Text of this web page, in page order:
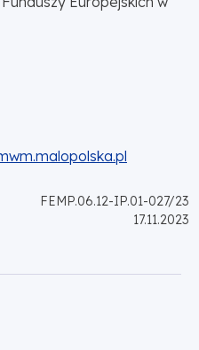
FEMP.06.12-IP.01-027/23
17.11.2023